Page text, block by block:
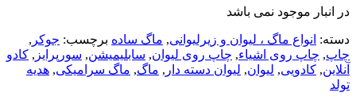
در انبار موجود نمی باشد
دسته: انواع ماگ ، لیوان و زیرلیوانی, ماگ ساده برچسب: جوکر ,
چاپ, چاپ روی اشیاء, چاپ روی لیوان, سابلیمیشن, سورپرایز , کادو
آنلاین, کادویی, لیوان, لیوان دسته دار , ماگ, ماگ سرامیکی, هدیه
تولد